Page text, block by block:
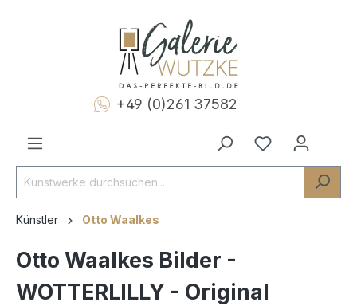
+49 (0)261 37582
Künstler Otto Waalkes
Otto Waalkes Bilder -
WOTTERLILLY - Original